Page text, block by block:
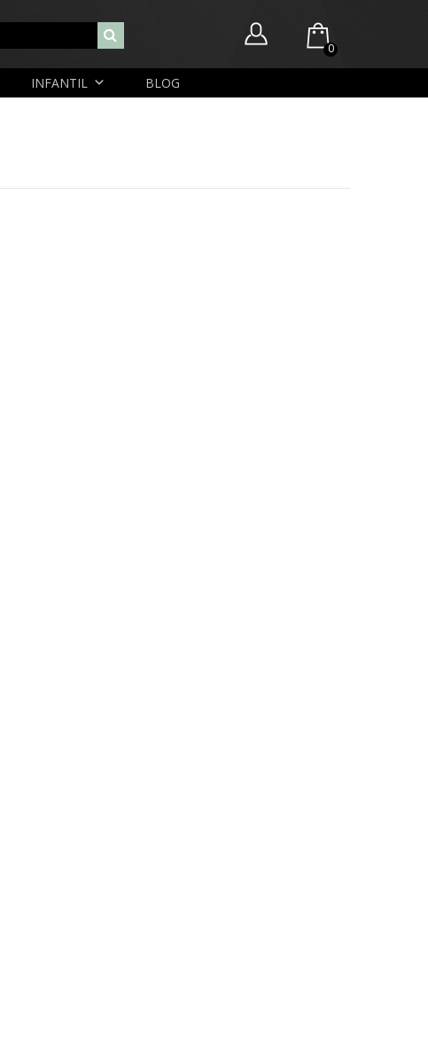
0
Você ainda não possui itens no seu carrinho.
Nome de usuário ou endereço de e-mail
INFANTIL BLOG